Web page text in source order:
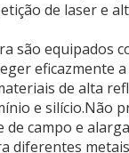
de laser e
são equipados
eficazmente
de alta
e silício.Não
de campo e
diferentes